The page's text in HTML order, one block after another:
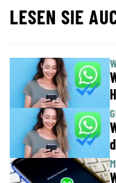
LESEN SIE